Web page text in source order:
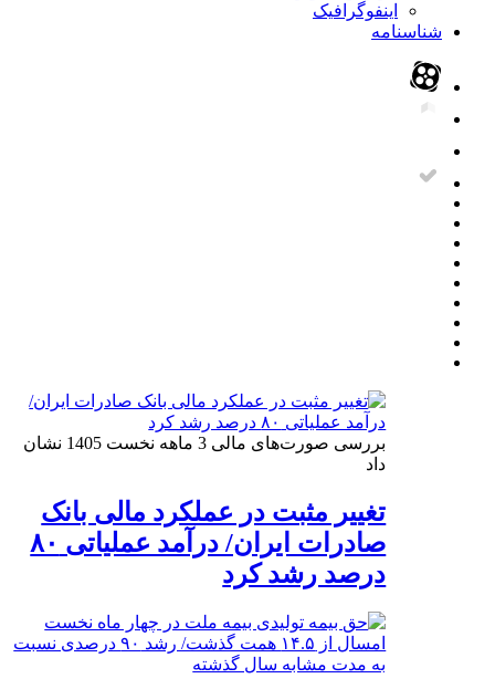
اینفوگرافیک
شناسنامه
بررسی صورت‌های مالی 3 ماهه نخست 1405 نشان
داد
تغییر مثبت در عملکرد مالی بانک
صادرات ایران/ درآمد عملیاتی ۸۰
درصد رشد کرد